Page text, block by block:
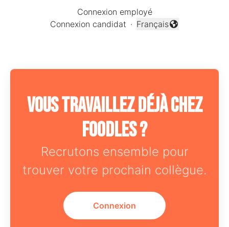
Connexion employé
Connexion candidat ·
Changer la langue
Français
Vous travaillez déjà chez
Foodles ?
Recrutons ensemble pour
trouver votre prochain collègue.
Connexion